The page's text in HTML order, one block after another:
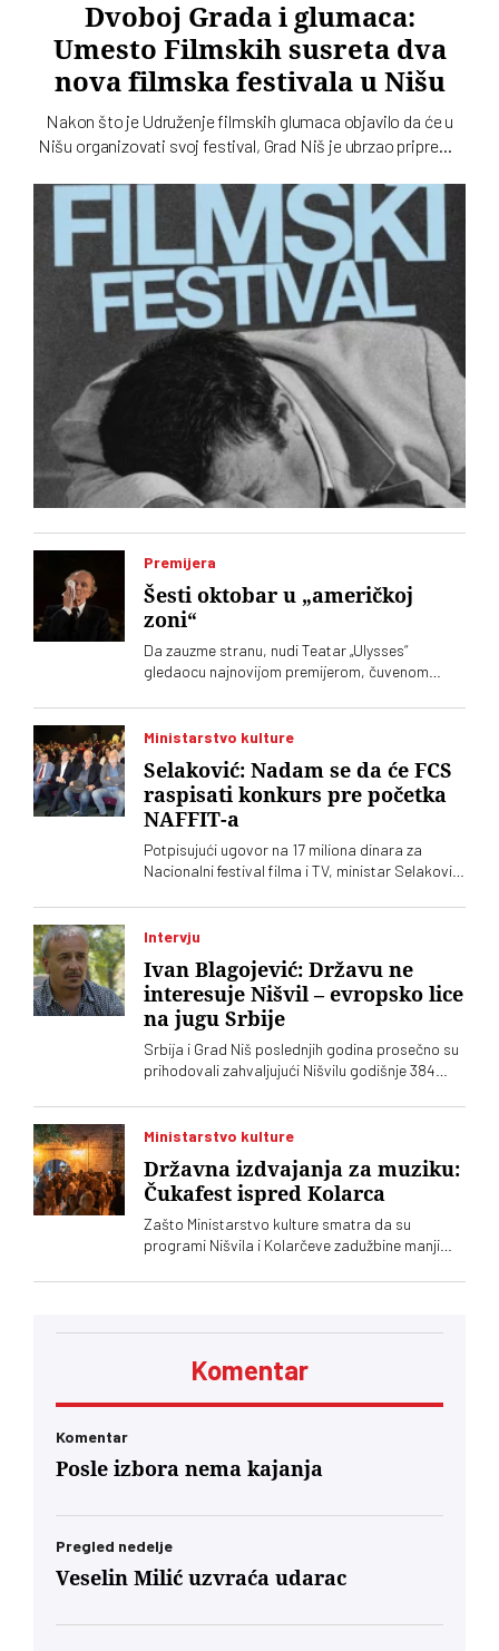
Dvoboj Grada i glumaca:
Umesto Filmskih susreta dva
nova filmska festivala u Nišu
Nakon što je Udruženje filmskih glumaca objavilo da će u
Nišu organizovati svoj festival, Grad Niš je ubrzao pripreme
Premijera
Šesti oktobar u „američkoj
zoni“
Da zauzme stranu, nudi Teatar „Ulysses“
gledaocu najnovijom premijerom, čuvenom
režiji Lenke Udovički. Glume Svetozar Cvetković
i Ozren Grabarić
Ministarstvo kulture
Selaković: Nadam se da će FCS
raspisati konkurs pre početka
NAFFIT-a
Potpisujući ugovor na 17 miliona dinara za
Nacionalni festival filma i TV, ministar Selaković
objaviti konkurse pre početka tog festivala na
Zlatiboru
Intervju
Ivan Blagojević: Državu ne
interesuje Nišvil – evropsko lice
na jugu Srbije
Srbija i Grad Niš poslednjih godina prosečno su
prihodovali zahvaljujući Nišvilu godišnje 384
kaže Ivan Blagojević direktor Nišvila
Ministarstvo kulture
Državna izdvajanja za muziku:
Čukafest ispred Kolarca
Zašto Ministarstvo kulture smatra da su
programi Nišvila i Kolarčeve zadužbine manji
Savamalskog koncerta
Komentar
Komentar
Posle izbora nema kajanja
Pregled nedelje
Veselin Milić uzvraća udarac